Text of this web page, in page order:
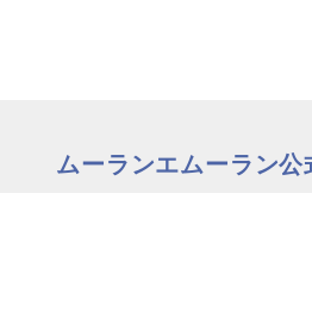
ムーランエムーラン公